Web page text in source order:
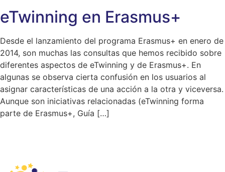
eTwinning en Erasmus+
Desde el lanzamiento del programa Erasmus+ en enero de
2014, son muchas las consultas que hemos recibido sobre
diferentes aspectos de eTwinning y de Erasmus+. En
algunas se observa cierta confusión en los usuarios al
asignar características de una acción a la otra y viceversa.
Aunque son iniciativas relacionadas (eTwinning forma
parte de Erasmus+, Guía […]